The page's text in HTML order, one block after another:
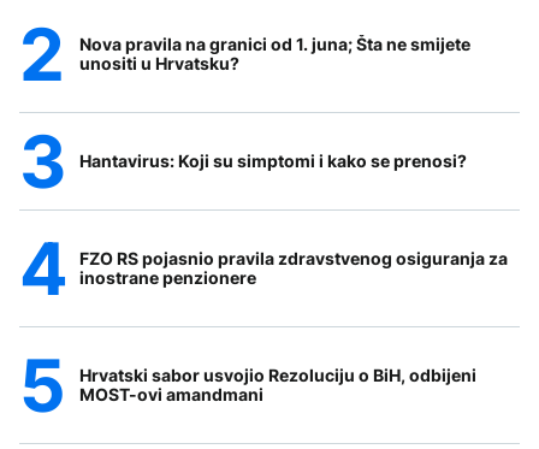
Nova pravila na granici od 1. juna; Šta ne smijete
unositi u Hrvatsku?
Hantavirus: Koji su simptomi i kako se prenosi?
FZO RS pojasnio pravila zdravstvenog osiguranja za
inostrane penzionere
Hrvatski sabor usvojio Rezoluciju o BiH, odbijeni
MOST-ovi amandmani